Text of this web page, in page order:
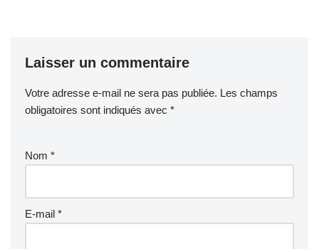
Laisser un commentaire
Votre adresse e-mail ne sera pas publiée. Les champs
obligatoires sont indiqués avec *
Nom *
E-mail *